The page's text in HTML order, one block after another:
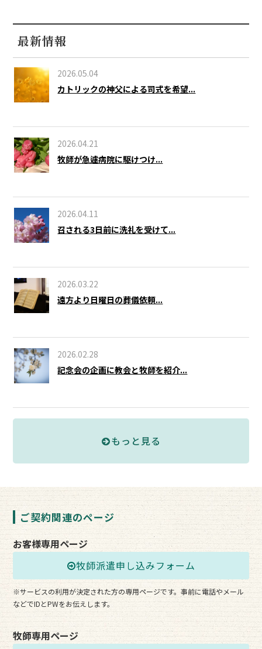
最新情報
2026.05.04
カトリックの神父による司式を希望...
2026.04.21
牧師が急遽病院に駆けつけ...
2026.04.11
召される3日前に洗礼を受けて...
2026.03.22
遠方より日曜日の葬儀依頼...
2026.02.28
記念会の企画に教会と牧師を紹介...
もっと見る
ご契約関連のページ
お客様専用ページ
牧師派遣申し込みフォーム
※サービスの利用が決定された方の専用ページです。事前に電話やメール
などでIDとPWをお伝えします。
牧師専用ページ